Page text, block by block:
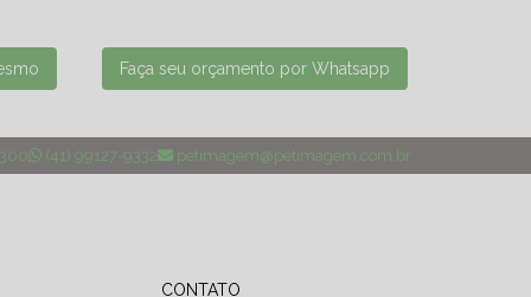
Faça seu orçamento por Whatsapp
(41) 99127-9332 petimagem@petimagem.com.br
CONTATO